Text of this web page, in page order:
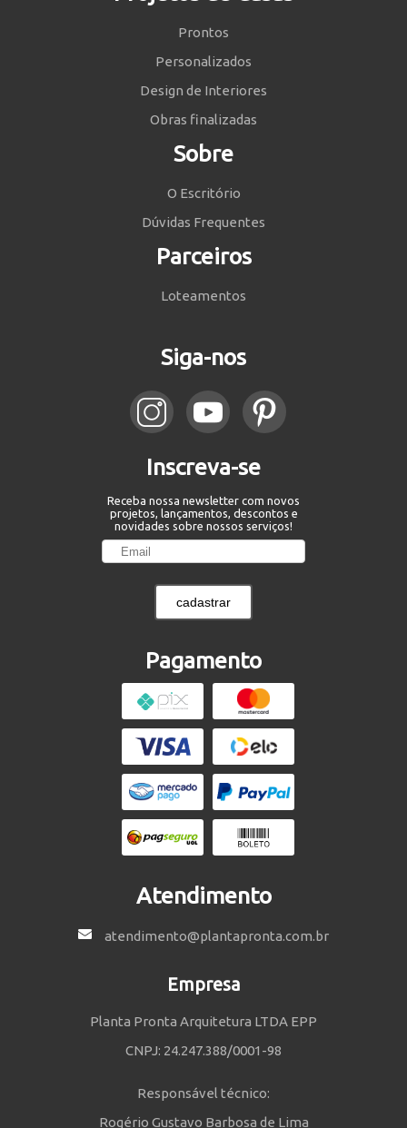
Prontos
Personalizados
Design de Interiores
Obras finalizadas
Sobre
O Escritório
Dúvidas Frequentes
Parceiros
Loteamentos
Siga-nos
Inscreva-se
Receba nossa newsletter com novos
projetos, lançamentos, descontos e
novidades sobre nossos serviços!
cadastrar
Pagamento
Atendimento
atendimento@plantapronta.com.br
Empresa
Planta Pronta Arquitetura LTDA EPP
CNPJ: 24.247.388/0001-98
Responsável técnico:
Rogério Gustavo Barbosa de Lima